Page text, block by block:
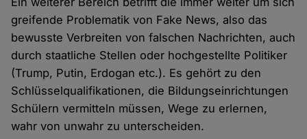
greifende Problematik von Fake News, also das
bewusste Verbreiten von falschen Nachrichten, auch
durch staatliche Stellen oder hochgestellte Politiker
(Trump, Putin, Erdogan etc.). Es gehört zu den
Schlüsselqualifikationen, die Bildungseinrichtungen
Schülern vermitteln müssen, Wege zu erlernen,
wahr von unwahr zu unterscheiden.